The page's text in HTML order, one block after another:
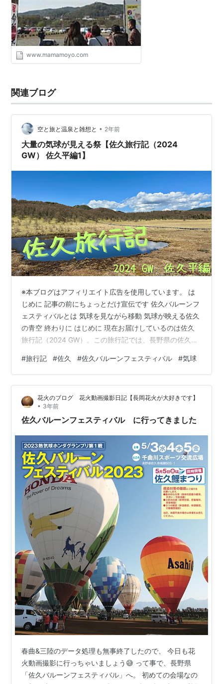
www.mamamoyo.com
関連ブログ
空と旅と温泉と雑想と • 2年前
大量の気球が見える祭【佐久旅行記（2024
GW） 佐久平編1】
※本ブログはアフィリエイト広告を使用しています。 は
じめに 記事の前にちょっとだけ宣伝です 佐久バルーンフ
ェスティバルとは 気球を見ながら移動 気球が映える佐久
の青空 終わりに はじめに 現在お届けしているのは佐久
旅行記（2024 GW）。この旅行記では、長野県の佐久・
ークに旅行したので、その内容をお伝えしています。 本
記事ではゴールデンウィークに行われる佐久のお祭り、
佐久バルーンフェスティバルにて気球を見た話をしま
す！ 記事の前にちょっとだけ宣伝です 以前当ブログで連
載していたハワイ旅行記。その一部を纏めて内容を編集
し、Noteの有料記事…
#旅行記 #佐久 #佐久バルーンフェスティバル #気球
花火のブログ 花火動画撮影日記【長岡花火が大好きです】
• 3年前
佐久バルーンフェスティバル に行ってきました
春曲&三陸のデータ処理も無事終了したので、 今日も花
火動画撮影に行っちゃいましょう😅 って事で、長野県
「佐久バルーンフェスティバル」へ。 初めての会場なの